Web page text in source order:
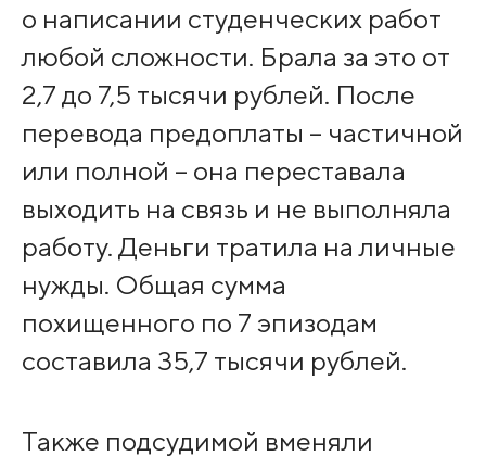
о написании студенческих работ
любой сложности. Брала за это от
2,7 до 7,5 тысячи рублей. После
перевода предоплаты – частичной
или полной – она переставала
выходить на связь и не выполняла
работу. Деньги тратила на личные
нужды. Общая сумма
похищенного по 7 эпизодам
составила 35,7 тысячи рублей.
Также подсудимой вменяли